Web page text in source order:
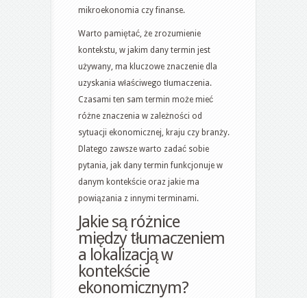
mikroekonomia czy finanse.
Warto pamiętać, że zrozumienie
kontekstu, w jakim dany termin jest
używany, ma kluczowe znaczenie dla
uzyskania właściwego tłumaczenia.
Czasami ten sam termin może mieć
różne znaczenia w zależności od
sytuacji ekonomicznej, kraju czy branży.
Dlatego zawsze warto zadać sobie
pytania, jak dany termin funkcjonuje w
danym kontekście oraz jakie ma
powiązania z innymi terminami.
Jakie są różnice
między tłumaczeniem
a lokalizacją w
kontekście
ekonomicznym?